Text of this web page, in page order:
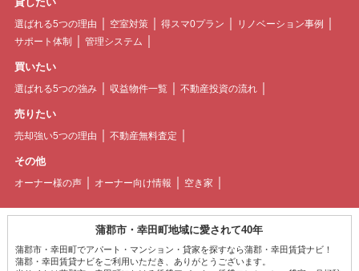
選ばれる5つの理由 空室対策 得スマ0プラン
リノベーション事例
サポート体制
管理システム
買いたい
選ばれる5つの強み 収益物件一覧 不動産投資の流れ
売りたい
売却強い5つの理由 不動産無料査定
その他
オーナー様の声 オーナー向け情報 空き家
蒲郡市・幸田町地域に愛されて40年
蒲郡市・幸田町でアパート・マンション・貸家を探すなら蒲郡・幸田賃貸ナビ！
蒲郡・幸田賃貸ナビをご利用いただき、ありがとうございます。